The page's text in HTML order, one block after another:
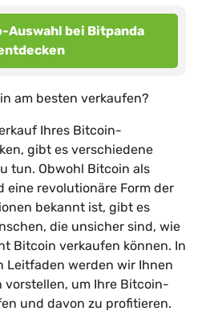
Auswahl bei Bitpanda
am besten verkaufen?
Ihres Bitcoin-
gibt es verschiedene
tun. Obwohl Bitcoin als
eine revolutionäre Form der
bekannt ist, gibt es
die unsicher sind, wie
Bitcoin verkaufen können. In
Leitfaden werden wir Ihnen
vorstellen, um Ihre Bitcoin-
und davon zu profitieren.